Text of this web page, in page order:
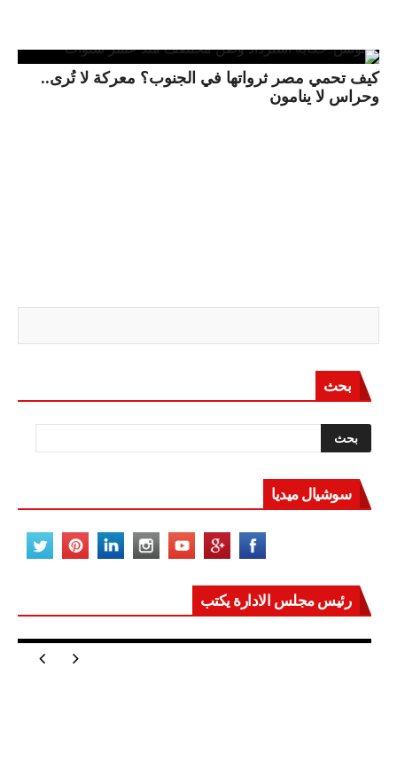
كيف تحمي مصر ثرواتها في الجنوب؟ معركة لا تُرى..
وحراس لا ينامون
بحث
سوشيال ميديا
رئيس مجلس الادارة يكتب
مصر تعيد للعالم اتزانه